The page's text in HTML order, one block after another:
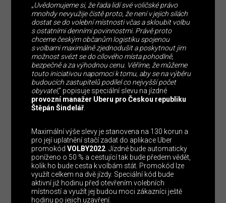
„Uvědomujeme si, že řada lidí své voličské právo
mnohdy nevyužije čistě proto, že není v jejich silách
dostat se do volební místnosti včas a skloubit volbu
s ostatními denními povinnostmi. Právě proto
chceme českým občanům logistiku spojenou
s volbami maximálně zjednodušit a poskytnout jim
možnost svézt se do cílového místa pohodlně,
bezpečně a za výhodnou cenu. Věříme, že můžeme
touto iniciativou napomoci k tomu, aby se na výběru
budoucích zastupitelů podílel co nejvyšší počet
obyvatel,“ popisuje speciální slevu na jízdné
provozní manažer Uberu pro Českou republiku
Štěpán Šindelář.
Maximální výše slevy je stanovena na 130 korun a
pro její uplatnění stačí zadat do aplikace Uber
promokódVOLBY2022 . Jízdné bude automaticky
poníženo o 50 % a cestující tak bude předem vědět,
kolik ho bude cesta k volbám stát. Promokód lze
využít celkem na dvě jízdy. Speciální kód bude
aktivní již hodinu před otevřením volebních
místností a využít jej budou moci zákazníci ještě
hodinu po jejich uzavření.